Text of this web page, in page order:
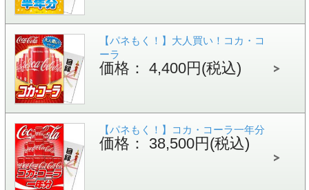
【パネもく！】大人買い！コカ・コ
ーラ
価格： 4,400円(税込)
【パネもく！】コカ・コーラ一年分
価格： 38,500円(税込)